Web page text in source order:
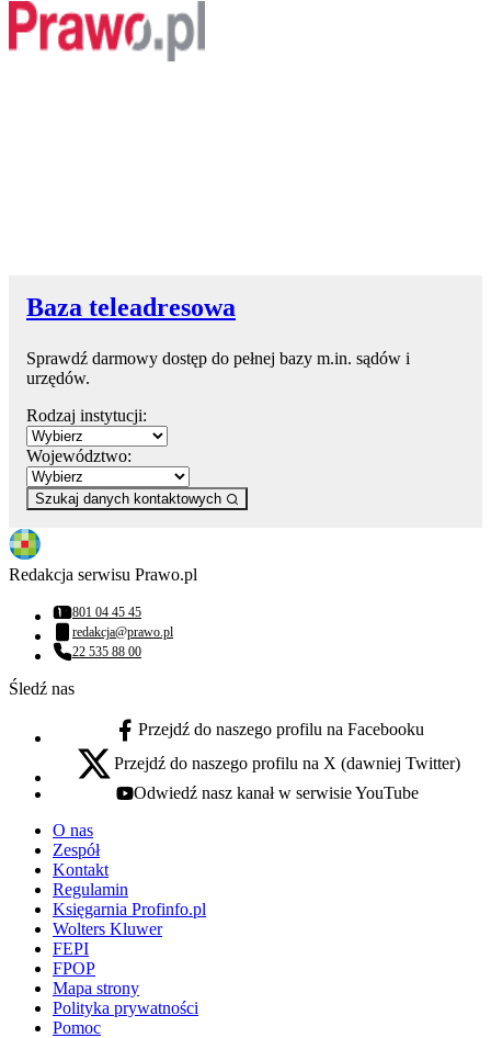
Baza teleadresowa
Sprawdź darmowy dostęp do pełnej bazy m.in. sądów i
urzędów.
Rodzaj instytucji:
Województwo:
Szukaj danych kontaktowych
Redakcja serwisu Prawo.pl
Numer telefonu:
801 04 45 45
Adres email:
redakcja@prawo.pl
Numer telefonu:
22 535 88 00
Śledź nas
facebook - otwiera się w nowej karcie
Przejdź do naszego profilu na Facebooku
x - otwiera się w nowej karcie
Przejdź do naszego profilu na X (dawniej Twitter)
youtube - otwiera się w nowej karcie
Odwiedź nasz kanał w serwisie YouTube
O nas
Zespół
Kontakt
Regulamin
Księgarnia Profinfo.pl
Wolters Kluwer
FEPI
FPOP
Mapa strony
Polityka prywatności
Pomoc